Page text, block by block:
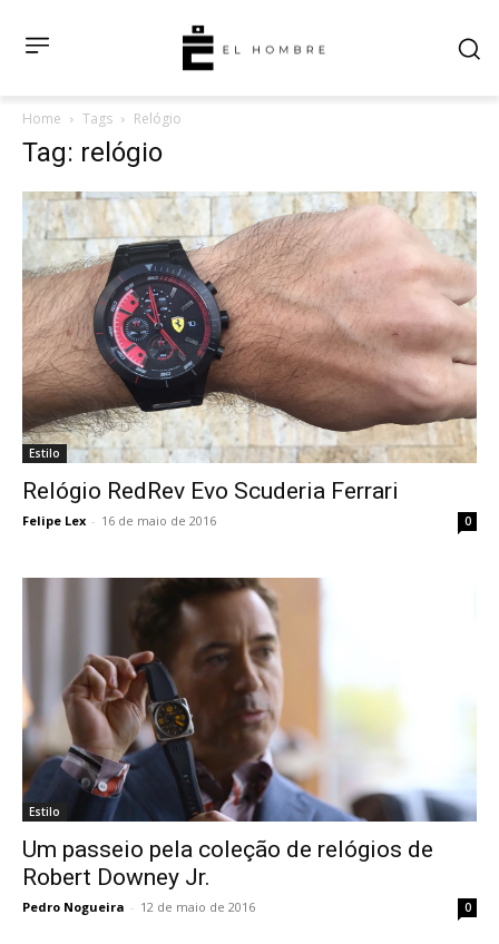
Home Tags Relógio
Tag: relógio
Estilo
Relógio RedRev Evo Scuderia Ferrari
Felipe Lex - 16 de maio de 2016 0
Estilo
Um passeio pela coleção de relógios de
Robert Downey Jr.
Pedro Nogueira - 12 de maio de 2016 0